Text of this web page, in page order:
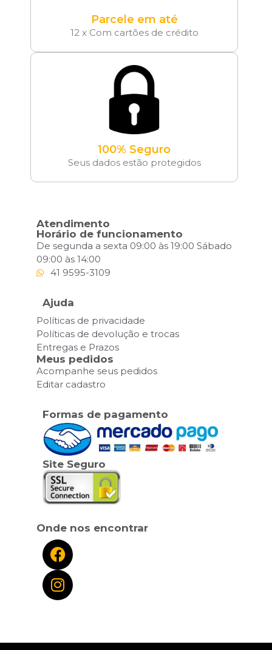
Parcele em até
12 x Com cartões de crédito
100% Seguro
Seus dados estão protegidos
Atendimento
Horário de funcionamento
De segunda a sexta 09:00 às 19:00 Sábado
09:00 às 14:00
41 9595-3109
Ajuda
Políticas de privacidade
Políticas de devolução e trocas
Entregas e Prazos
Meus pedidos
Acompanhe seus pedidos
Editar cadastro
Formas de pagamento
Site Seguro
Onde nos encontrar